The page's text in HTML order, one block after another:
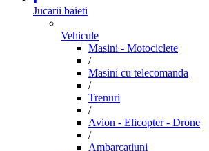
Jucarii baieti
Vehicule
Masini - Motociclete
/
Masini cu telecomanda
/
Trenuri
/
Avion - Elicopter - Drone
/
Ambarcatiuni